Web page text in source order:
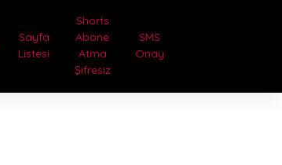
Sayfa
Listesi
Shorts
Abone
Atma
Şifresiz
SMS
Onay